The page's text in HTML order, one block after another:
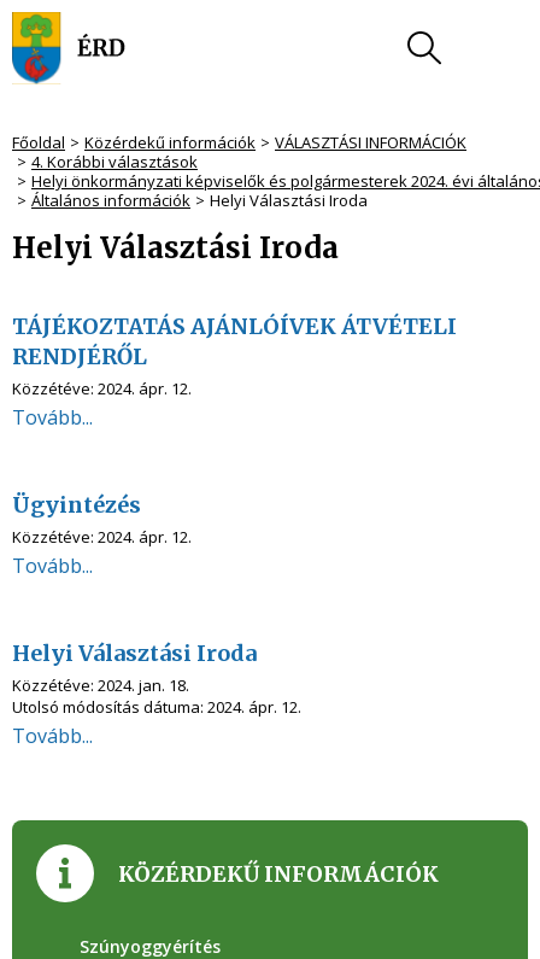
Főoldal Közérdekű információk
VÁLASZTÁSI INFORMÁCIÓK
4. Korábbi választások
Helyi önkormányzati képviselők és polgármesterek 2024. évi
Általános információk
Helyi Választási Iroda
Helyi Választási Iroda
TÁJÉKOZTATÁS AJÁNLÓÍVEK ÁTVÉTELI
RENDJÉRŐL
Közzétéve: 2024. ápr. 12.
Tovább...
Ügyintézés
Közzétéve: 2024. ápr. 12.
Tovább...
Helyi Választási Iroda
Közzétéve: 2024. jan. 18.
Utolsó módosítás dátuma: 2024. ápr. 12.
Tovább...
KÖZÉRDEKŰ INFORMÁCIÓK
Szúnyoggyérítés